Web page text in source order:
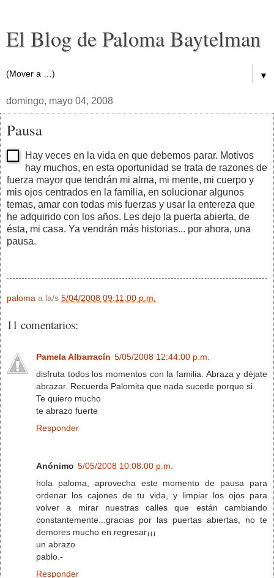
El Blog de Paloma Baytelman
▼
domingo, mayo 04, 2008
Pausa
Hay veces en la vida en que debemos parar. Motivos
hay muchos, en esta oportunidad se trata de razones de
fuerza mayor que tendrán mi alma, mi mente, mi cuerpo y
mis ojos centrados en la familia, en solucionar algunos
temas, amar con todas mis fuerzas y usar la entereza que
he adquirido con los años. Les dejo la puerta abierta, de
ésta, mi casa. Ya vendrán más historias... por ahora, una
pausa.
paloma a la/s 5/04/2008 09:11:00 p.m.
11 comentarios:
Pamela Albarracín 5/05/2008 12:44:00 p.m.
disfruta todos los momentos con la familia. Abraza y déjate
abrazar. Recuerda Palomita que nada sucede porque si.
Te quiero mucho
te abrazo fuerte
Responder
Anónimo 5/05/2008 10:08:00 p.m.
hola paloma, aprovecha este momento de pausa para
ordenar los cajones de tu vida, y limpiar los ojos para
volver a mirar nuestras calles que están cambiando
constantemente...gracias por las puertas abiertas, no te
demores mucho en regresar¡¡¡
un abrazo
pablo.-
Responder